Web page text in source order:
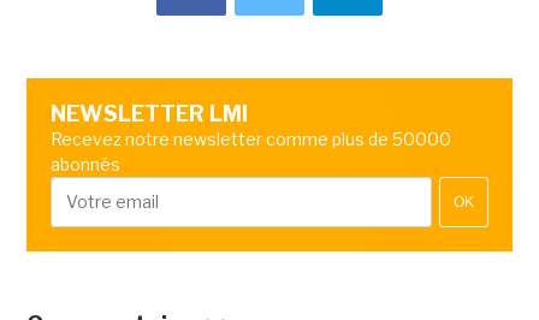
NEWSLETTER LMI
Recevez notre newsletter comme plus de 50000
abonnés
OK